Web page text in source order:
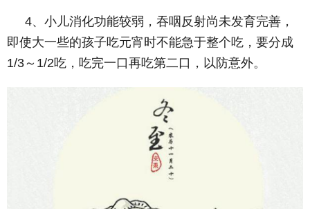
4、小儿消化功能较弱，吞咽反射尚未发育完善，
即使大一些的孩子吃元宵时不能急于整个吃，要分成
1/3～1/2吃，吃完一口再吃第二口，以防意外。